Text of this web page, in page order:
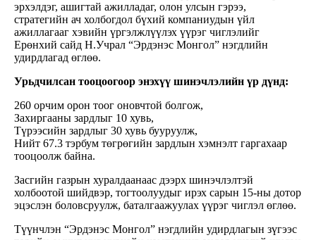
эрхэлдэг, ашигтай ажилладаг, олон улсын гэрээ,
стратегийн ач холбогдол бүхий компаниудын үйл
ажиллагааг хэвийн үргэлжлүүлэх үүрэг чиглэлийг
Ерөнхий сайд Н.Учрал “Эрдэнэс Монгол” нэгдлийн
удирдлагад өглөө.
Урьдчилсан тооцоогоор энэхүү шинэчлэлийн үр дүнд:
260 орчим орон тоог оновчтой болгож,
Захиргааны зардлыг 10 хувь,
Түрээсийн зардлыг 30 хувь бууруулж,
Нийт 67.3 тэрбум төгрөгийн зардлын хэмнэлт гаргахаар
тооцоолж байна.
Засгийн газрын хуралдаанаас дээрх шинэчлэлтэй
холбоотой шийдвэр, тогтоолуудыг ирэх сарын 15-ны дотор
эцэслэн боловсруулж, баталгаажуулах үүрэг чиглэл өглөө.
Түүнчлэн “Эрдэнэс Монгол” нэгдлийн удирдлагын зүгээс